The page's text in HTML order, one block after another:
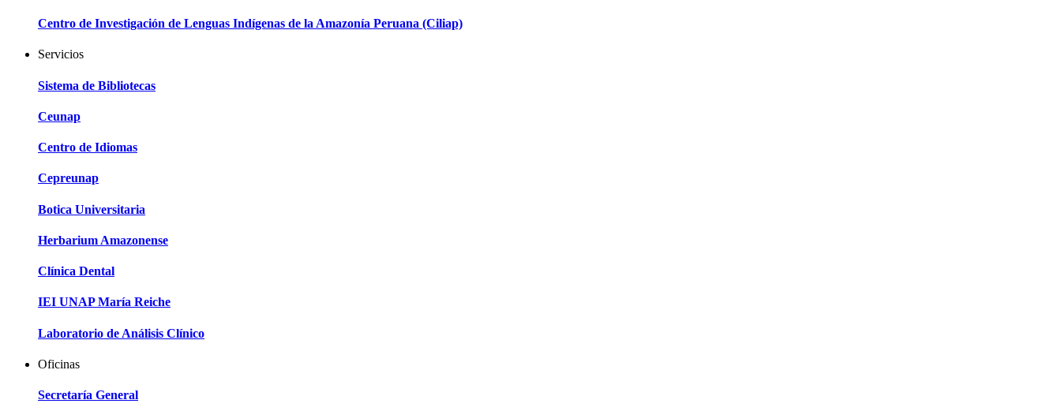
Centro de Investigación de Lenguas Indígenas de la Amazonía Peruana (Ciliap)
Servicios
Sistema de Bibliotecas
Ceunap
Centro de Idiomas
Cepreunap
Botica Universitaria
Herbarium Amazonense
Clínica Dental
IEI UNAP María Reiche
Laboratorio de Análisis Clínico
Oficinas
Secretaría General